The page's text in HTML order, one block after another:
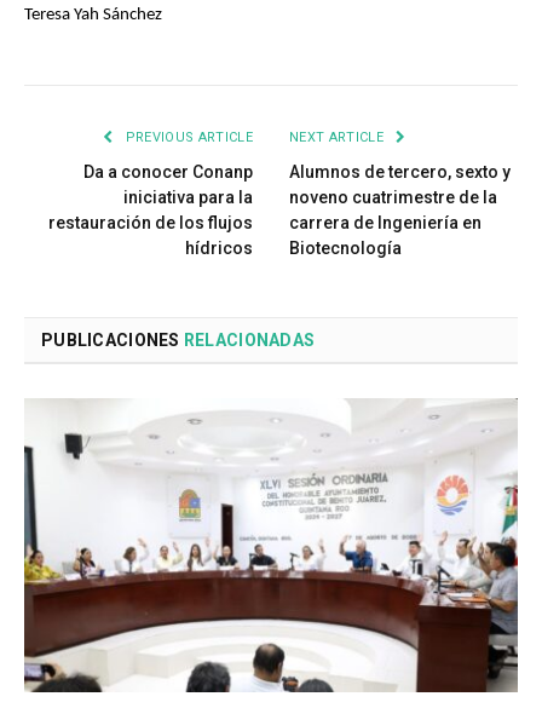
Teresa Yah Sánchez
PREVIOUS ARTICLE
Da a conocer Conanp
iniciativa para la
restauración de los flujos
hídricos
NEXT ARTICLE
Alumnos de tercero, sexto y
noveno cuatrimestre de la
carrera de Ingeniería en
Biotecnología
PUBLICACIONES RELACIONADAS